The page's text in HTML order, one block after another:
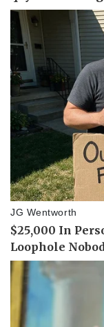
Bóng đá
Lịch thi đấu bóng đá
Thế giới thể thao
eSports
Hậu trường